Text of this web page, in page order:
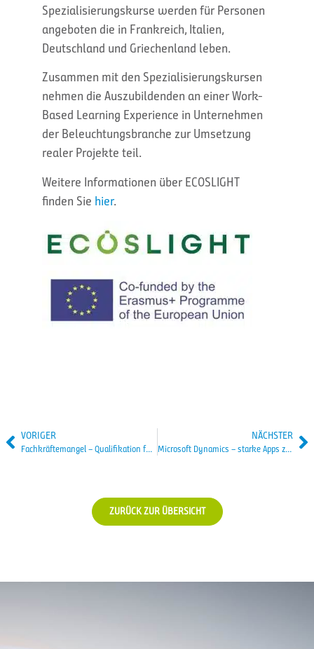
Spezialisierungskurse werden für Personen
angeboten die in Frankreich, Italien,
Deutschland und Griechenland leben.
Zusammen mit den Spezialisierungskursen
nehmen die Auszubildenden an einer Work-
Based Learning Experience in Unternehmen
der Beleuchtungsbranche zur Umsetzung
realer Projekte teil.
Weitere Informationen über ECOSLIGHT
finden Sie hier.
VORIGER
Fachkräftemangel – Qualifikation für mehr IT-Sicherheit
NÄCHSTER
Microsoft Dynamics – starke Apps zur Automatisierung Ihrer Geschäftsprozesse
ZURÜCK ZUR ÜBERSICHT